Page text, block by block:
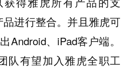
进行整合。并且雅虎可
Android、iPad客户端。
队有望加入雅虎全职工